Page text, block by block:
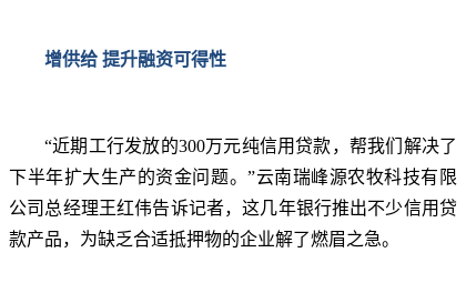
增供给 提升融资可得性
“近期工行发放的300万元纯信用贷款，帮我们解决了
下半年扩大生产的资金问题。”云南瑞峰源农牧科技有限
公司总经理王红伟告诉记者，这几年银行推出不少信用贷
款产品，为缺乏合适抵押物的企业解了燃眉之急。